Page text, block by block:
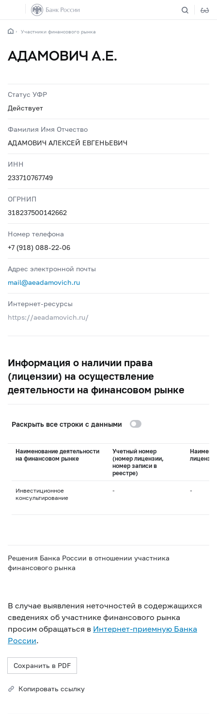
Участники финансового рынка
АДАМОВИЧ А.Е.
Статус УФР
Действует
Фамилия Имя Отчество
АДАМОВИЧ АЛЕКСЕЙ ЕВГЕНЬЕВИЧ
ИНН
233710767749
ОГРНИП
318237500142662
Номер телефона
+7 (918) 088-22-06
Адрес электронной почты
mail@aeadamovich.ru
Интернет-ресурсы
https://aeadamovich.ru/
Информация о наличии права
(лицензии) на осуществление
деятельности на финансовом рынке
Раскрыть все строки с данными
Наименование деятельности
на финансовом рынке
Учетный номер
(номер лицензии,
номер записи в
реестре)
лицензии
Инвестиционное
консультирование
- -
Решения Банка России в отношении участника
финансового рынка
В случае выявления неточностей в содержащихся
сведениях об участнике финансового рынка
просим обращаться в Интернет-приемную Банка
России.
Сохранить в PDF
Копировать ссылку